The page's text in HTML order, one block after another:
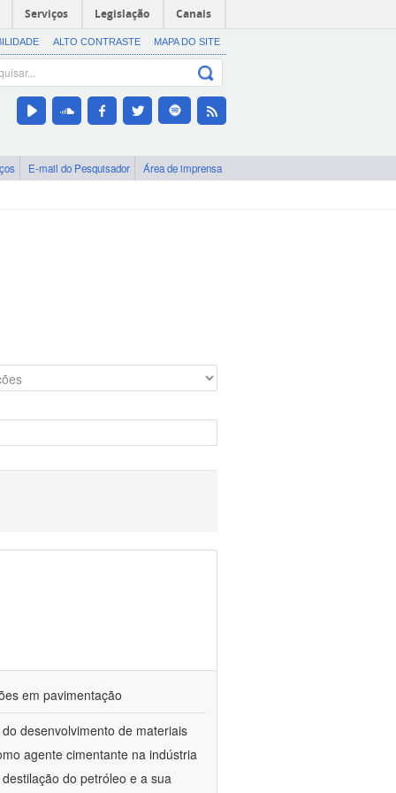
Serviços Legislação Canais
ALTO CONTRASTE MAPA DO SITE
E-mail do Pesquisador Área de imprensa
em pavimentação
desenvolvimento de materiais
agente cimentante na indústria
do petróleo e a sua